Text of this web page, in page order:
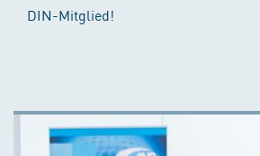
DIN-Mitglied!